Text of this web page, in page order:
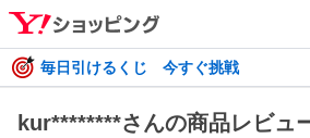
毎日引けるくじ 今すぐ挑戦
kur********さんの商品レビュ